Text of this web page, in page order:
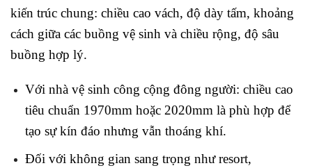
kiến trúc chung: chiều cao vách, độ dày tấm, khoảng
cách giữa các buồng vệ sinh và chiều rộng, độ sâu
buồng hợp lý.
Với nhà vệ sinh công cộng đông người: chiều cao
tiêu chuẩn 1970mm hoặc 2020mm là phù hợp để
tạo sự kín đáo nhưng vẫn thoáng khí.
Đối với không gian sang trọng như resort,